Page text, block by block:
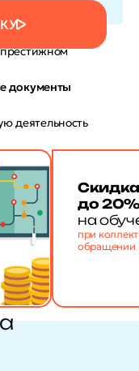
документы
деятельность
до
на
при
обращении